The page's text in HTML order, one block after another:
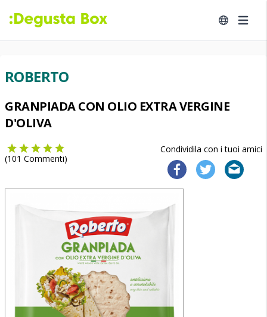
ROBERTO
GRANPIADA CON OLIO EXTRA VERGINE
D'OLIVA
Condividila con i tuoi amici
(101 Commenti)